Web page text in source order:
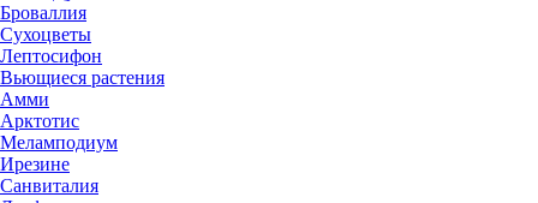
Броваллия
Сухоцветы
Лептосифон
Вьющиеся растения
Амми
Арктотис
Меламподиум
Ирезине
Санвиталия